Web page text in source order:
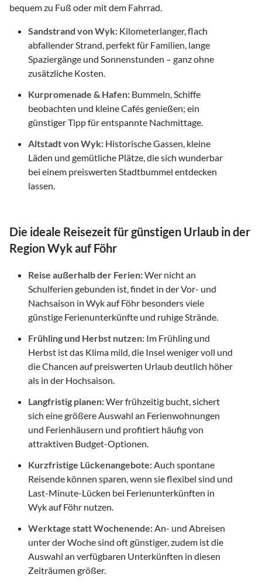
bequem zu Fuß oder mit dem Fahrrad.
Sandstrand von Wyk: Kilometerlanger, flach
abfallender Strand, perfekt für Familien, lange
Spaziergänge und Sonnenstunden – ganz ohne
zusätzliche Kosten.
Kurpromenade & Hafen: Bummeln, Schiffe
beobachten und kleine Cafés genießen; ein
günstiger Tipp für entspannte Nachmittage.
Altstadt von Wyk: Historische Gassen, kleine
Läden und gemütliche Plätze, die sich wunderbar
bei einem preiswerten Stadtbummel entdecken
lassen.
Die ideale Reisezeit für günstigen Urlaub in der
Region Wyk auf Föhr
Reise außerhalb der Ferien:Wer nicht an
Schulferien gebunden ist, findet in der Vor- und
Nachsaison in Wyk auf Föhr besonders viele
günstige Ferienunterkünfte und ruhige Strände.
Frühling und Herbst nutzen: Im Frühling und
Herbst ist das Klima mild, die Insel weniger voll und
die Chancen auf preiswerten Urlaub deutlich höher
als in der Hochsaison.
Langfristig planen:Wer frühzeitig bucht, sichert
sich eine größere Auswahl an Ferienwohnungen
und Ferienhäusern und profitiert häufig von
attraktiven Budget-Optionen.
Kurzfristige Lückenangebote:Auch spontane
Reisende können sparen, wenn sie flexibel sind und
Last-Minute-Lücken bei Ferienunterkünften in
Wyk auf Föhr nutzen.
Werktage statt Wochenende:An- und Abreisen
unter der Woche sind oft günstiger, zudem ist die
Auswahl an verfügbaren Unterkünften in diesen
Zeiträumen größer.